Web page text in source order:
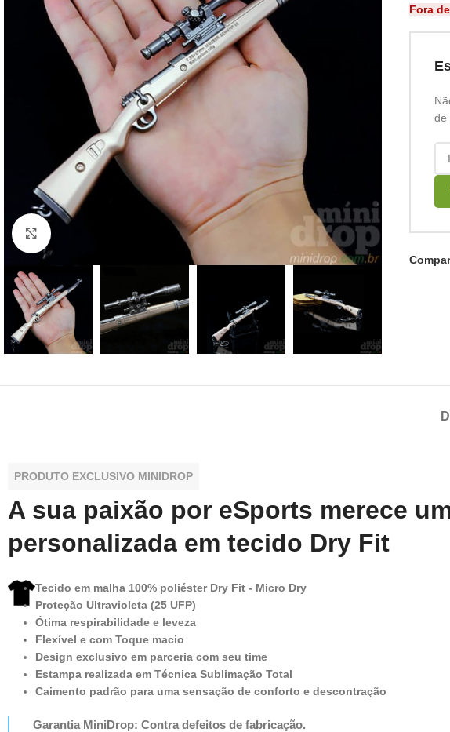
Fora
de
PRODUTO EXCLUSIVO MINIDROP
A sua paixão por eSports merece
personalizada em tecido Dry Fit
Tecido em malha 100% poliéster Dry Fit - Micro Dry
Proteção Ultravioleta (25 UFP)
Ótima respirabilidade e leveza
Flexível e com Toque macio
Design exclusivo em parceria com seu time
Estampa realizada em Técnica Sublimação Total
Caimento padrão para uma sensação de conforto e descontração
Garantia MiniDrop: Contra defeitos de fabricação.